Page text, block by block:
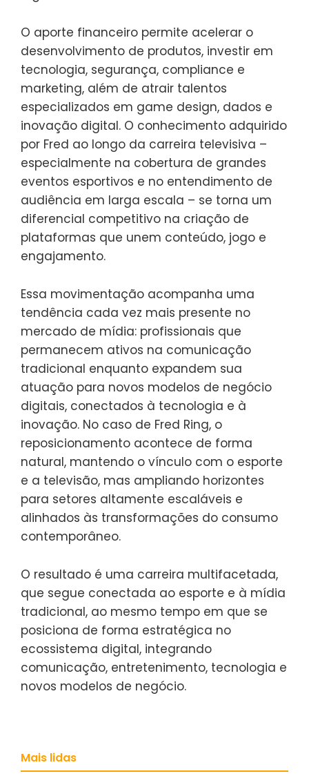
O aporte financeiro permite acelerar o
desenvolvimento de produtos, investir em
tecnologia, segurança, compliance e
marketing, além de atrair talentos
especializados em game design, dados e
inovação digital. O conhecimento adquirido
por Fred ao longo da carreira televisiva –
especialmente na cobertura de grandes
eventos esportivos e no entendimento de
audiência em larga escala – se torna um
diferencial competitivo na criação de
plataformas que unem conteúdo, jogo e
engajamento.
Essa movimentação acompanha uma
tendência cada vez mais presente no
mercado de mídia: profissionais que
permanecem ativos na comunicação
tradicional enquanto expandem sua
atuação para novos modelos de negócio
digitais, conectados à tecnologia e à
inovação. No caso de Fred Ring, o
reposicionamento acontece de forma
natural, mantendo o vínculo com o esporte
e a televisão, mas ampliando horizontes
para setores altamente escaláveis e
alinhados às transformações do consumo
contemporâneo.
O resultado é uma carreira multifacetada,
que segue conectada ao esporte e à mídia
tradicional, ao mesmo tempo em que se
posiciona de forma estratégica no
ecossistema digital, integrando
comunicação, entretenimento, tecnologia e
novos modelos de negócio.
Mais lidas